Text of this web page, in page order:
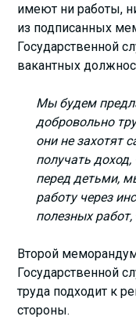
имеют ни работы,
из подписанных
Государственной
вакантных
Мы будем
добровольно
они не захотят
получать
перед детьми,
работу через
полезных работ,
Второй
Государственной
труда подходит к
стороны.